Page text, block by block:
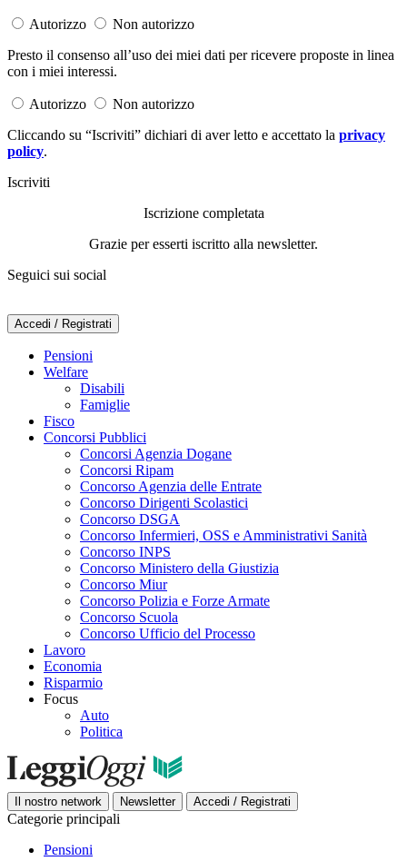
Autorizzo
Non autorizzo
Presto il consenso all’uso dei miei dati per ricevere proposte in linea
con i miei interessi.
Autorizzo
Non autorizzo
Cliccando su “Iscriviti” dichiari di aver letto e accettato la privacy
policy.
Iscriviti
Iscrizione completata
Grazie per esserti iscritto alla newsletter.
Seguici sui social
Accedi / Registrati
Pensioni
Welfare
Disabili
Famiglie
Fisco
Concorsi Pubblici
Concorsi Agenzia Dogane
Concorsi Ripam
Concorso Agenzia delle Entrate
Concorso Dirigenti Scolastici
Concorso DSGA
Concorso Infermieri, OSS e Amministrativi Sanità
Concorso INPS
Concorso Ministero della Giustizia
Concorso Miur
Concorso Polizia e Forze Armate
Concorso Scuola
Concorso Ufficio del Processo
Lavoro
Economia
Risparmio
Focus
Auto
Politica
Il nostro network Newsletter Accedi / Registrati
Categorie principali
Pensioni